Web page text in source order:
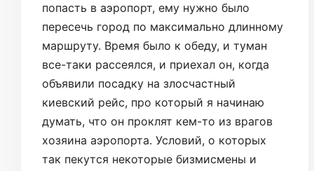
попасть в аэропорт, ему нужно было
пересечь город по максимально длинному
маршруту. Время было к обеду, и туман
все-таки рассеялся, и приехал он, когда
объявили посадку на злосчастный
киевский рейс, про который я начинаю
думать, что он проклят кем-то из врагов
хозяина аэропорта. Условий, о которых
так пекутся некоторые бизмисмены и